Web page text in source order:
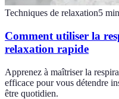
Techniques de relaxation5 min
Comment utiliser la
relaxation rapide
Apprenez à maîtriser la
efficace pour vous détendre
être quotidien.